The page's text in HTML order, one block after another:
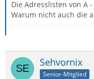
Die Adresslisten von A
Warum nicht auch die
Sehvornix
Senior-Mitglied